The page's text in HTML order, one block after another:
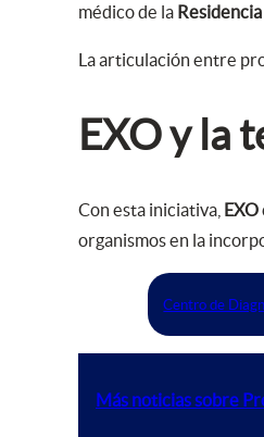
médico de la
La articulación entre
EXO y la
Con esta iniciativa, EXO
organismos en la
Centro de
Más noticias sobre